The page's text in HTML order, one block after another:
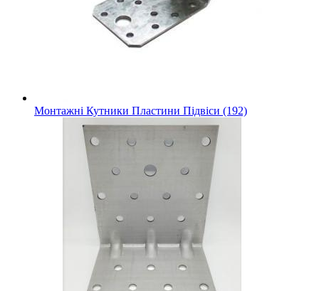
Монтажні Кутники Пластини Підвіси (192)